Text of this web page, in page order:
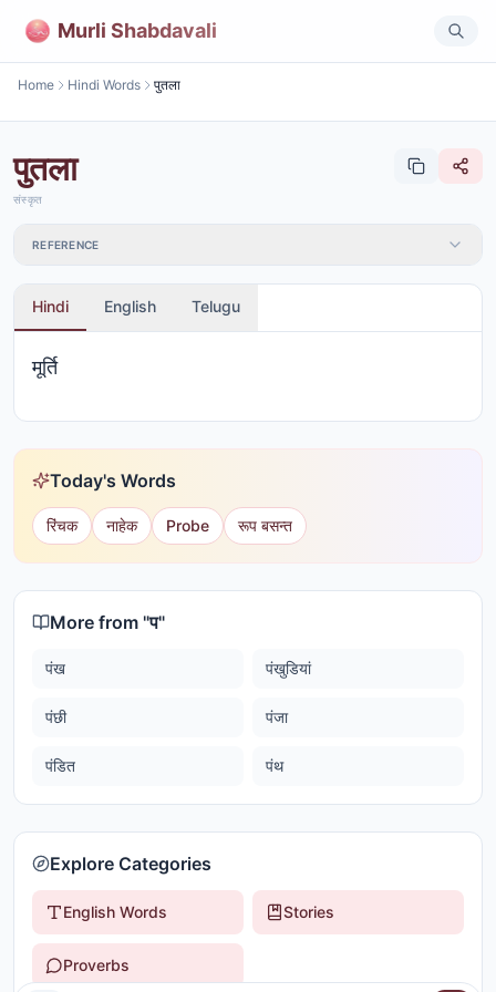
Murli Shabdavali
Home Hindi Words पुतला
पुतला
संस्कृत
REFERENCE
Hindi English Telugu
मूर्ति
Today's Words
रिंचक नाहेक Probe रूप बसन्त
More from "प"
पंख पंखुडियां
पंछी पंजा
पंडित पंथ
Explore Categories
English Words Stories
Proverbs